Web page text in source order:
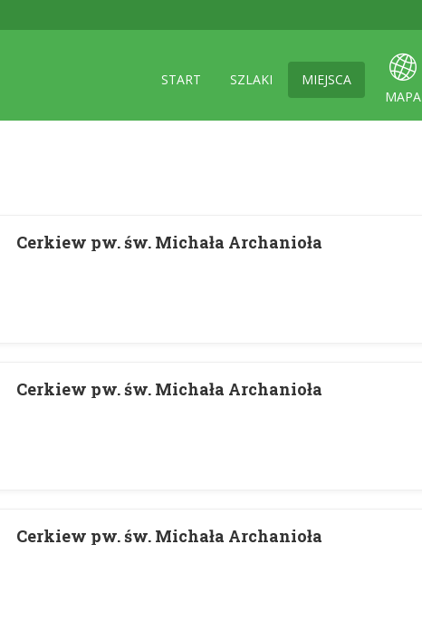
START SZLAKI
MIEJSCA
MAPA
Cerkiew pw. św. Michała Archanioła
Cerkiew pw. św. Michała Archanioła
Cerkiew pw. św. Michała Archanioła